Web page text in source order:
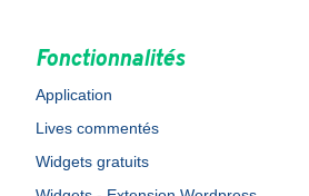
Fonctionnalités
Application
Lives commentés
Widgets gratuits